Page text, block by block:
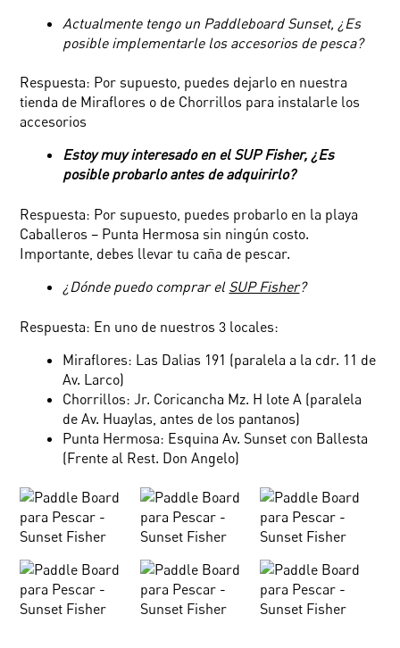
Actualmente tengo un Paddleboard Sunset, ¿Es
posible implementarle los accesorios de pesca?
Respuesta: Por supuesto, puedes dejarlo en nuestra
tienda de Miraflores o de Chorrillos para instalarle los
accesorios
Estoy muy interesado en el SUP Fisher, ¿Es
posible probarlo antes de adquirirlo?
Respuesta: Por supuesto, puedes probarlo en la playa
Caballeros – Punta Hermosa sin ningún costo.
Importante, debes llevar tu caña de pescar.
¿Dónde puedo comprar el SUP Fisher?
Respuesta: En uno de nuestros 3 locales:
Miraflores: Las Dalias 191 (paralela a la cdr. 11 de
Av. Larco)
Chorrillos: Jr. Coricancha Mz. H lote A (paralela
de Av. Huaylas, antes de los pantanos)
Punta Hermosa: Esquina Av. Sunset con Ballesta
(Frente al Rest. Don Angelo)